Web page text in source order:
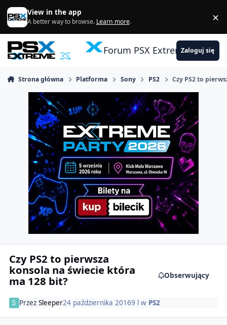
Skocz do zawartości
View in the app
A better way to browse. Learn more. ×
Forum PSX ExtremeZaloguj się
Strona główna Platforma Sony PS2 Czy PS2 to
Czy PS2 to pierwsza
konsola na świecie która
ma 128 bit? Obserwujący
Przez Sleeper24 października 20169 l w PS2